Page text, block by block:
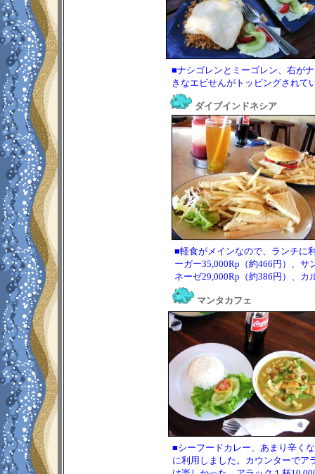
■ナシゴレンとミーゴレン、右が
きなエビせんがトッピングされて
ダイブインドネシア
■軽食がメインなので、ランチに
ーガー35,000Rp（約466円）、サ
ネーゼ29,000Rp（約386円）、カ
マンタカフェ
■シーフードカレー、あまり辛く
に利用しました。カウンターでア